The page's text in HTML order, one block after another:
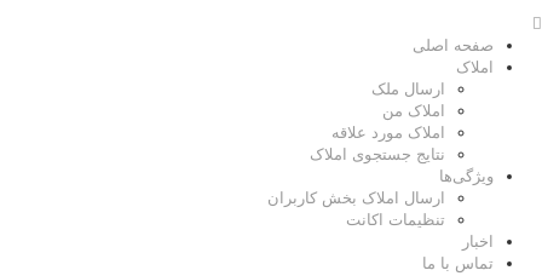
صفحه اصلی
املاک
ارسال ملک
املاک من
املاک مورد علاقه
نتایج جستجوی املاک
ویژگی‌ها
ارسال املاک بخش کاربران
تنظیمات اکانت
اخبار
تماس با ما